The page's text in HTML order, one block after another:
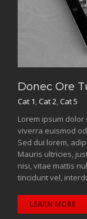
Donec Ore
Cat 1,Cat 2,Cat 5
Lorem ipsum dolor
viverra euismod
Sed dui lorem,
Mauris ultricies,
nisi, vitae mattis
tincidunt vel,
LEARN MORE